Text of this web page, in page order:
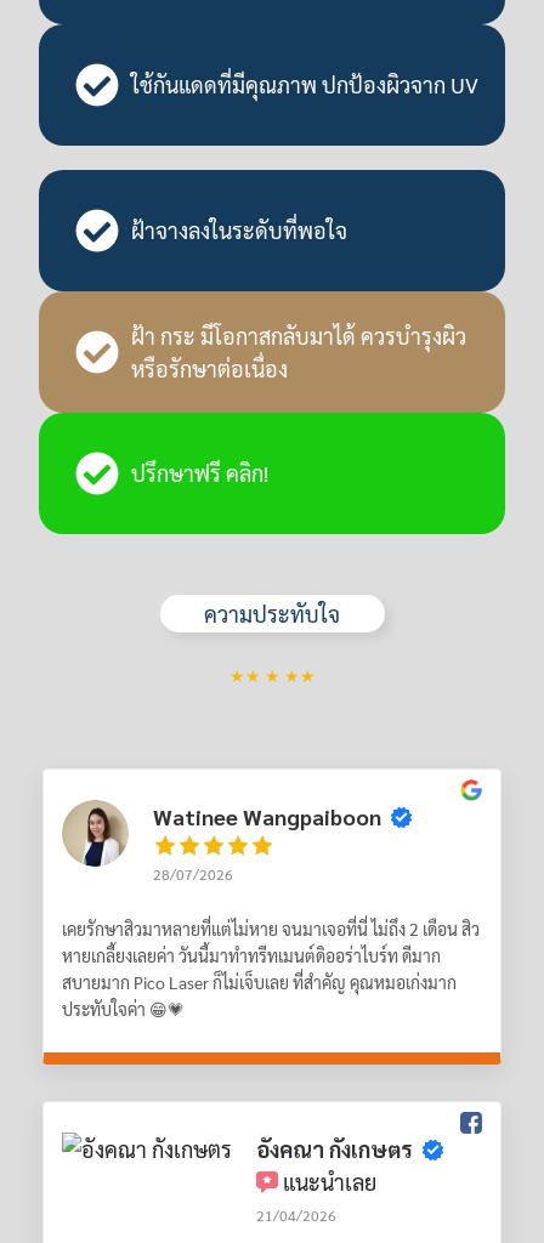
ใช้กันแดดที่มีคุณภาพ ปกป้องผิวจาก UV
ฝ้าจางลงในระดับที่พอใจ
ฝ้า กระ มีโอกาสกลับมาได้ ควรบำรุงผิว
หรือรักษาต่อเนื่อง
ปรึกษาฟรี คลิก!
ความประทับใจ
★★ ★ ★★
Watinee Wangpaiboon
28/07/2026
เคยรักษาสิวมาหลายที่แต่ไม่หาย จนมาเจอที่นี่ ไม่ถึง 2 เดือน สิว
หายเกลี้ยงเลยค่า วันนี้มาทำทรีทเมนต์ดิออร่าไบร์ท ดีมาก
สบายมาก Pico Laser ก็ไม่เจ็บเลย ที่สำคัญ คุณหมอเก่งมาก
ประทับใจค่า 😁💗
อังคณา กังเกษตร
แนะนำเลย
21/04/2026